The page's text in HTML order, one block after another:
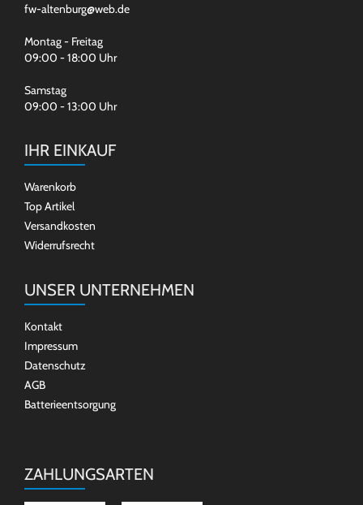
fw-altenburg@web.de
Montag - Freitag
09:00 - 18:00 Uhr
Samstag
09:00 - 13:00 Uhr
IHR EINKAUF
Warenkorb
Top Artikel
Versandkosten
Widerrufsrecht
UNSER UNTERNEHMEN
Kontakt
Impressum
Datenschutz
AGB
Batterieentsorgung
ZAHLUNGSARTEN